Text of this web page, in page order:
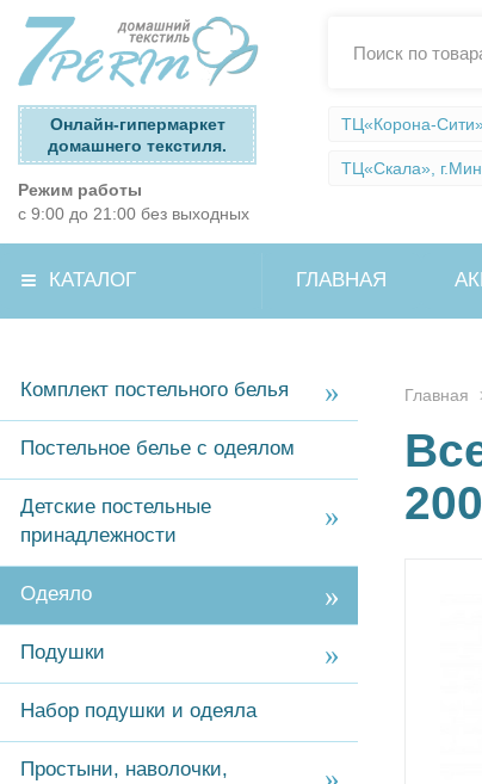
Онлайн-гипермаркет
домашнего текстиля.
Режим работы
с 9:00 до 21:00 без выходных
ТЦ«Корона-
ТЦ«Скала»,
КАТАЛОГ ГЛАВНАЯ
Комплект постельного белья
Постельное белье с одеялом
Детские постельные
принадлежности
Одеяло
Подушки
Набор подушки и одеяла
Простыни, наволочки,
Главная